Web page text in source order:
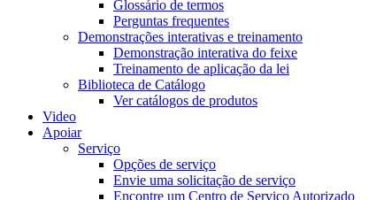
Glossário de termos
Perguntas frequentes
Demonstrações interativas e treinamento
Demonstração interativa do feixe
Treinamento de aplicação da lei
Biblioteca de Catálogo
Ver catálogos de produtos
Video
Apoiar
Serviço
Opções de serviço
Envie uma solicitação de serviço
Encontre um Centro de Serviço Autorizado